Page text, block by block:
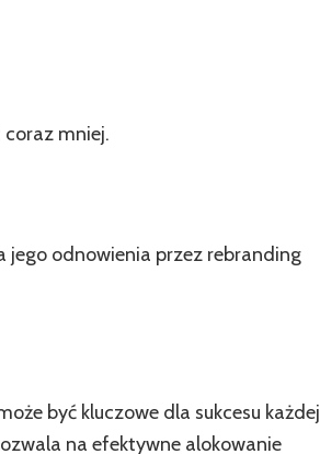
mniej.
jego odnowienia przez rebranding
być kluczowe dla sukcesu każdej
na efektywne alokowanie